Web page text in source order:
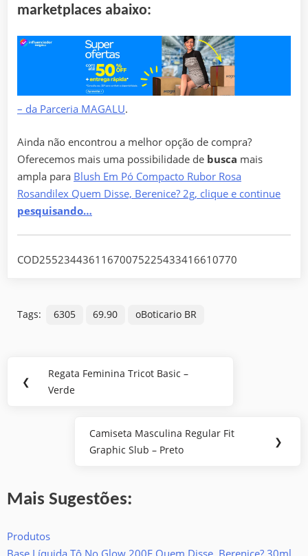
marketplaces abaixo:
– da Parceria MAGALU.
Ainda não encontrou a melhor opção de compra?
Oferecemos mais uma possibilidade de busca mais
ampla para Blush Em Pó Compacto Rubor Rosa
Rosandilex Quem Disse, Berenice? 2g, clique e continue
pesquisando…
COD25523443611670075225433416610770
Tags: 6305 69.90 oBoticario BR
de
❮
Previous
Post:
Regata Feminina Tricot Basic –
Verde
Next
Post:
Camiseta Masculina Regular Fit
Graphic Slub – Preto
❯
Mais Sugestões:
Produtos
Base Líquida Tô No Glow 200F Quem Disse, Berenice? 30ml